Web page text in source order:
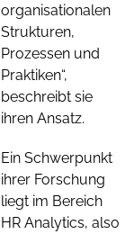
organisationalen
Strukturen,
Prozessen und
Praktiken“,
beschreibt sie
ihren Ansatz.
Ein Schwerpunkt
ihrer Forschung
liegt im Bereich
HR Analytics, also